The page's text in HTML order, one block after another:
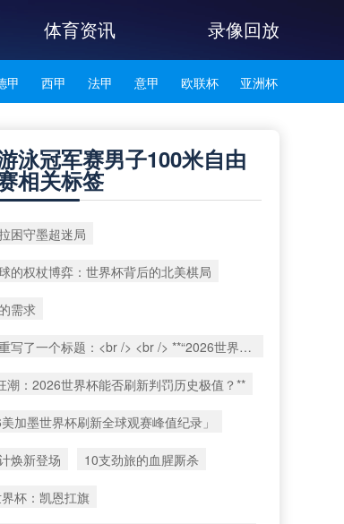
体育资讯 录像回放
甲 西甲 法甲 意甲 欧联杯 亚洲杯
泳冠军赛男子100米自由
相关标签
困守墨超迷局
的权杖博弈：世界杯背后的北美棋局
需求
我为您重写了一个标题：<br /> <br /> **“2026世界杯多语裁判协同系统：技术兼容性与实时运行效能评估”**
潮：2026世界杯能否刷新判罚历史极值？**
美加墨世界杯刷新全球观赛峰值纪录」
焕新登场 10支劲旅的血腥厮杀
杯：凯恩扛旗